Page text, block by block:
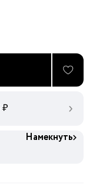
₽
Намекнуть